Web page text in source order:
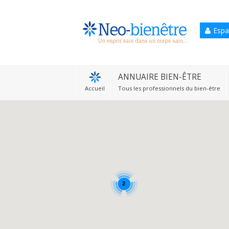
Accueil
ANNUAIRE BIEN-ÊTRE
Tous les professionnels du bien-être
2